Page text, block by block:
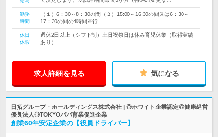
勤務
時間
（１）6：30～8：30の間（２）15:00～16:30の間又は6：30～
17：30の間の4時間※行…
休日
休暇
週休2日以上（シフト制）土日祝祭日は休み育児休業（取得実績
あり）
求人詳細を見る 気になる
日拓グループ・ホールディングス株式会社 | ◎ホワイト企業認定◎健康経営
優良法人◎TOKYOパパ育業促進企業
創業60年安定企業の【役員ドライバー】